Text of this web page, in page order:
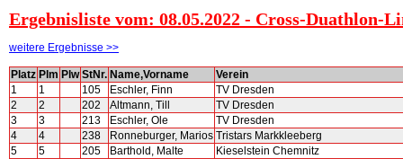
Ergebnisliste vom: 08.05.2022 - Cross-Duathlon-
weitere Ergebnisse >>
Platz Plm Plw StNr. Name,Vorname
Verein
1
1 105 Eschler, Finn
TV Dresden
2
2 202 Altmann, Till
TV Dresden
3
3 213 Eschler, Ole
TV Dresden
4
4 238 Ronneburger, Marios Tristars Markkleeberg
5
5 205 Barthold, Malte
Kieselstein Chemnitz